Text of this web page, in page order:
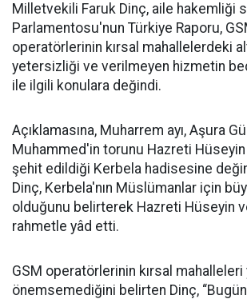
Milletvekili Faruk Dinç, aile hakemliği
Parlamentosu'nun Türkiye Raporu,
operatörlerinin kırsal mahallelerdeki
yetersizliği ve verilmeyen hizmetin
ile ilgili konulara değindi.
Açıklamasına, Muharrem ayı, Aşura
Muhammed'in torunu Hazreti
şehit edildiği Kerbela hadisesine
Dinç, Kerbela'nın Müslümanlar için
olduğunu belirterek Hazreti Hüseyin
rahmetle yâd etti.
GSM operatörlerinin kırsal
önemsemediğini belirten Dinç,